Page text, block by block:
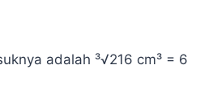
adalah ³√216 cm³ = 6